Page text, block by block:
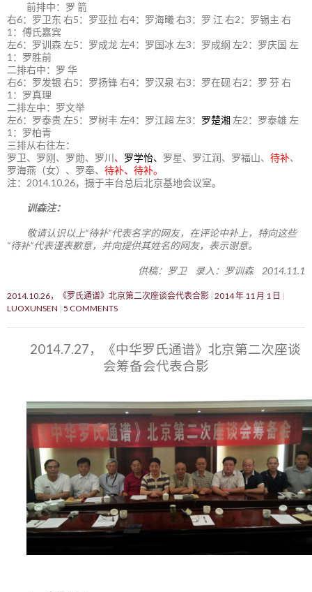
前排中：罗 箭
右6：罗卫东 右5：罗亚拉 右4：罗海曦 右3：罗 江 右2：罗锡主 右
1：傅氏嘉宾
左6：罗训森 左5：罗成龙 左4：罗国冰 左3：罗成纲 左2：罗庆国 左
1：罗胜前
二排右中：罗 华
右6：罗发银 右5：罗扬锋 右4：罗汉泉 右3：罗在砚 右2：罗 芬 右
1：罗真理
二排左中：罗文举
左6：罗泰贵 左5：罗树丰 左4：罗江超 左3： 罗楚湘 左2：罗泰雄 左
1：罗柏青
三排从右往左：
罗卫、罗刚、罗勋、罗川 、 罗学怡、 罗星、罗江润、罗福山、 待补、
罗海燕（女）、罗奉、 待补、待补。
注：2014.10.26，摄于丰台总后北京基地会议室。
训森注：
敬请认识以上“待补”代表名字的网友，在评论中补上，特向这些
“待补”代表谨表歉意，并向提供其姓名的网友，表示谢意。
供稿：罗卫 录入：罗训森 2014.11.1
2014.10.26，《罗氏通谱》北京第二次座谈会代表合影 2014 年 11 月 1 日
LUOXUNSEN 5 COMMENTS
2014.7.27，《中华罗氏通谱》北京第二次座谈
会筹备会代表合影